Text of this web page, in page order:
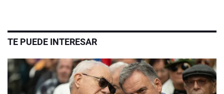
TE PUEDE INTERESAR